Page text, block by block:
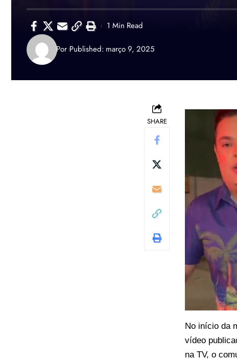
Por Published: março 9, 2025
1 Min Read
SHARE
No início da
vídeo
na TV, o